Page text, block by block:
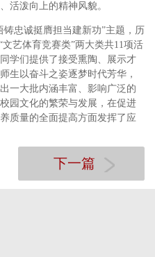
活泼向上的精神风貌。
忠诚挺膺担当建新功”主题，历
艺体育竞赛类”两大类共11项活
学们提供了接受熏陶、展示才
生以奋斗之姿逐梦时代芳华，
一大批内涵丰富、影响广泛的
园文化的繁荣与发展，在促进
质量的全面提高方面发挥了应
下一篇